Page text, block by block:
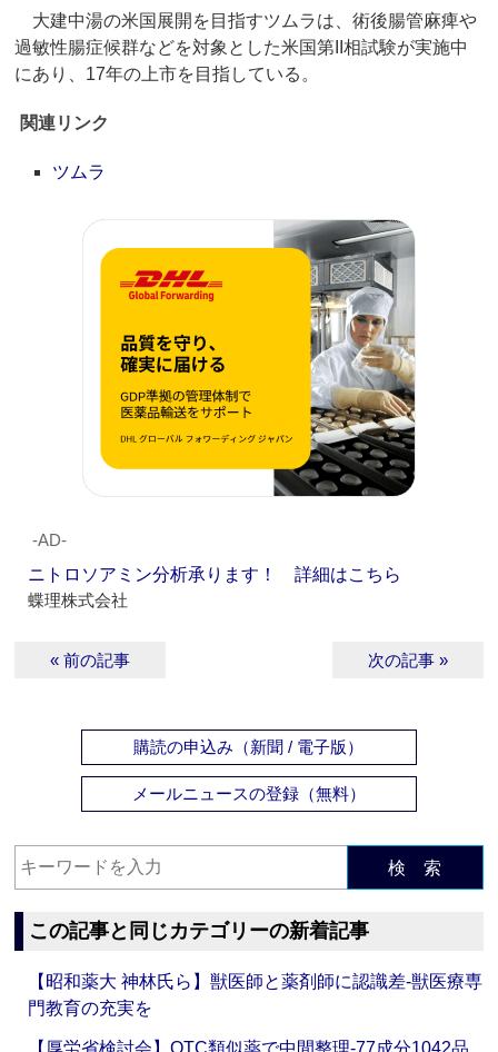
大建中湯の米国展開を目指すツムラは、術後腸管麻痺や
過敏性腸症候群などを対象とした米国第II相試験が実施中
にあり、17年の上市を目指している。
関連リンク
ツムラ
‐AD‐
ニトロソアミン分析承ります！ 詳細はこちら
蝶理株式会社
« 前の記事 次の記事 »
購読の申込み（新聞 / 電子版）
メールニュースの登録（無料）
検 索
この記事と同じカテゴリーの新着記事
【昭和薬大 神林氏ら】獣医師と薬剤師に認識差‐獣医療専
門教育の充実を